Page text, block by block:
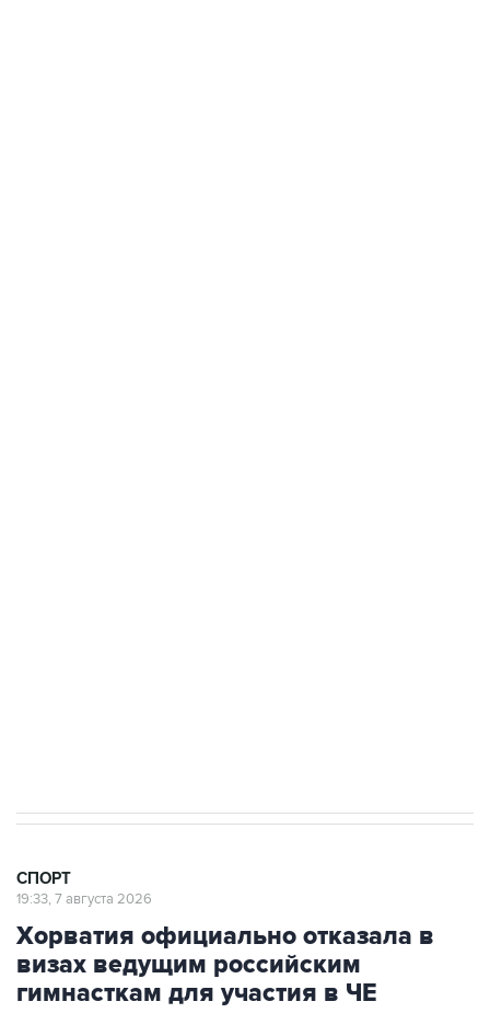
СПОРТ
19:33, 7 августа 2026
Хорватия официально отказала в
визах ведущим российским
гимнасткам для участия в ЧЕ